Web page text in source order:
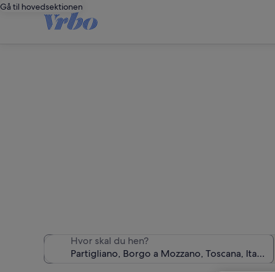
Gå til hovedsektionen
Hvor skal du hen?